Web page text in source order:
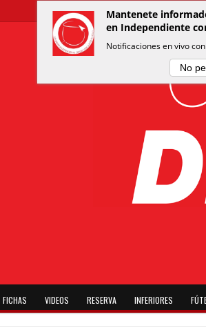
FICHAS VIDEOS RESERVA INFERIORES
Mantenete
en Independiente
Notificaciones en vivo
No